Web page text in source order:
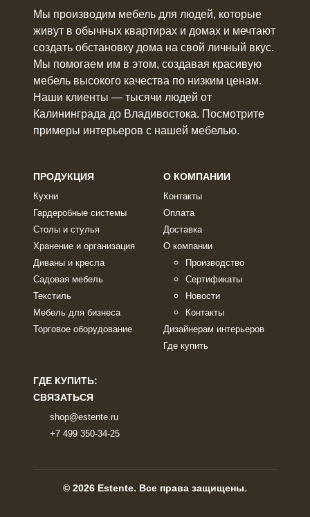
Мы производим мебель для людей, которые
живут в обычных квартирах и домах и мечтают
создать обстановку дома на свой личный вкус.
Мы помогаем им в этом, создавая красивую
мебель высокого качества по низким ценам.
Наши клиенты ― тысячи людей от
Калининграда до Владивостока. Посмотрите
примеры интерьеров с нашей мебелью.
ПРОДУКЦИЯ
Кухни
Гардеробные системы
Столы и стулья
Хранение и организация
Диваны и кресла
Садовая мебель
Текстиль
Мебель для бизнеса
Торговое оборудование
О КОМПАНИИ
Контакты
Оплата
Доставка
О компании
Производство
Сертификаты
Новости
Контакты
Дизайнерам интерьеров
Где купить
ГДЕ КУПИТЬ:
СВЯЗАТЬСЯ
shop@estente.ru
+7 499 350-34-25
© 2026 Estente. Все права защищены.